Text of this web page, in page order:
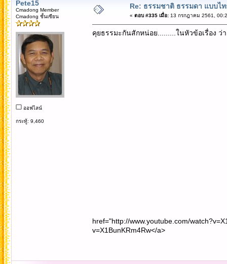
Pete15
Cmadong Member
Cmadong ชั้นเซียน
ออฟไลน์
กระทู้: 9,460
Re: ธรรมชาติ ธรรมดา แบบไท
« ตอบ #335 เมื่อ:13 กรกฎาคม 2561,
คุยธรรมะกันสักหน่อย.........ในหัวข้อเรื่อง
href="http://www.youtube.com/
v=X1BunKRm4Rw</a>